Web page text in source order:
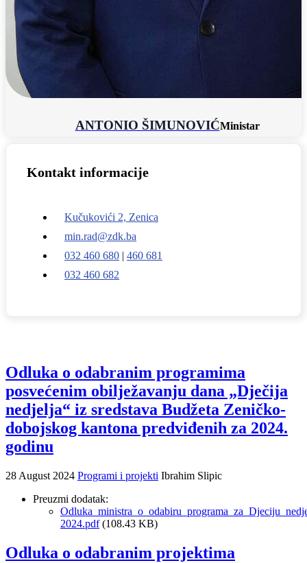
ANTONIO ŠIMUNOVIĆMinistar
Kontakt informacije
Kučukovići 2, Zenica
min.rad@zdk.ba
032 460 680 | 460 681
032 460 682
Odluka o odabranim programima
posvećenim obilježavanju dana „Dječija
nedjelja“ iz sredstava Budžeta Zeničko-
dobojskog kantona predviđenih za 2024.
godinu
28 August 2024 Programi i projekti Ibrahim Slipic
Preuzmi dodatak:
2024.pdf(108.43 KB)
Odluka o odabranim projektima